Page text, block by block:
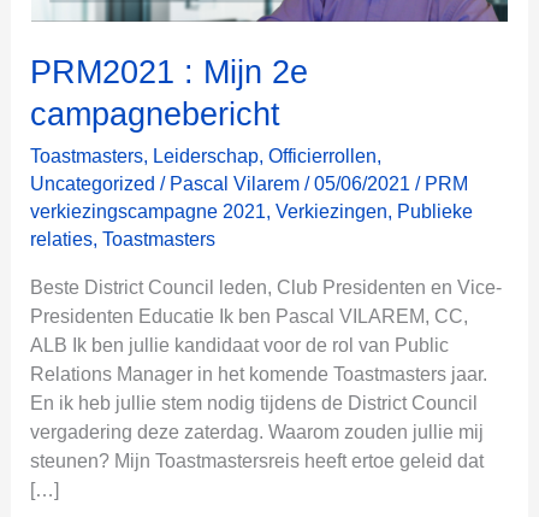
PRM2021 : Mijn 2e
campagnebericht
Toastmasters, Leiderschap,Officierrollen,
Uncategorized / Pascal Vilarem/05/06/2021/ PRM
verkiezingscampagne 2021,Verkiezingen, Publieke
relaties,Toastmasters
Beste District Council leden, Club Presidenten en Vice-
Presidenten Educatie Ik ben Pascal VILAREM, CC,
ALB Ik ben jullie kandidaat voor de rol van Public
Relations Manager in het komende Toastmasters jaar.
En ik heb jullie stem nodig tijdens de District Council
vergadering deze zaterdag. Waarom zouden jullie mij
steunen? Mijn Toastmastersreis heeft ertoe geleid dat
[…]